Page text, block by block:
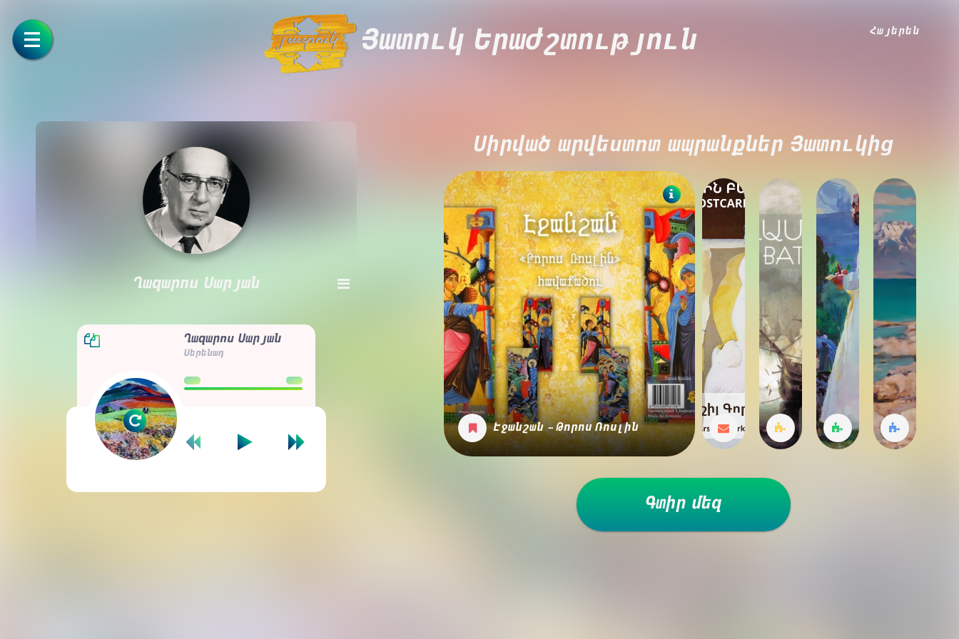
Յատուկ Երաժշտություն Հայերեն
Ղազարոս Սարյան
Ղազարոս Սարյան
Սերենադ
00:00 00:00
Սիրված արվեստոտ ապրանքներ Յատուկից
Էջանշան - Թորոս Ռոսլին
Գտիր մեզ